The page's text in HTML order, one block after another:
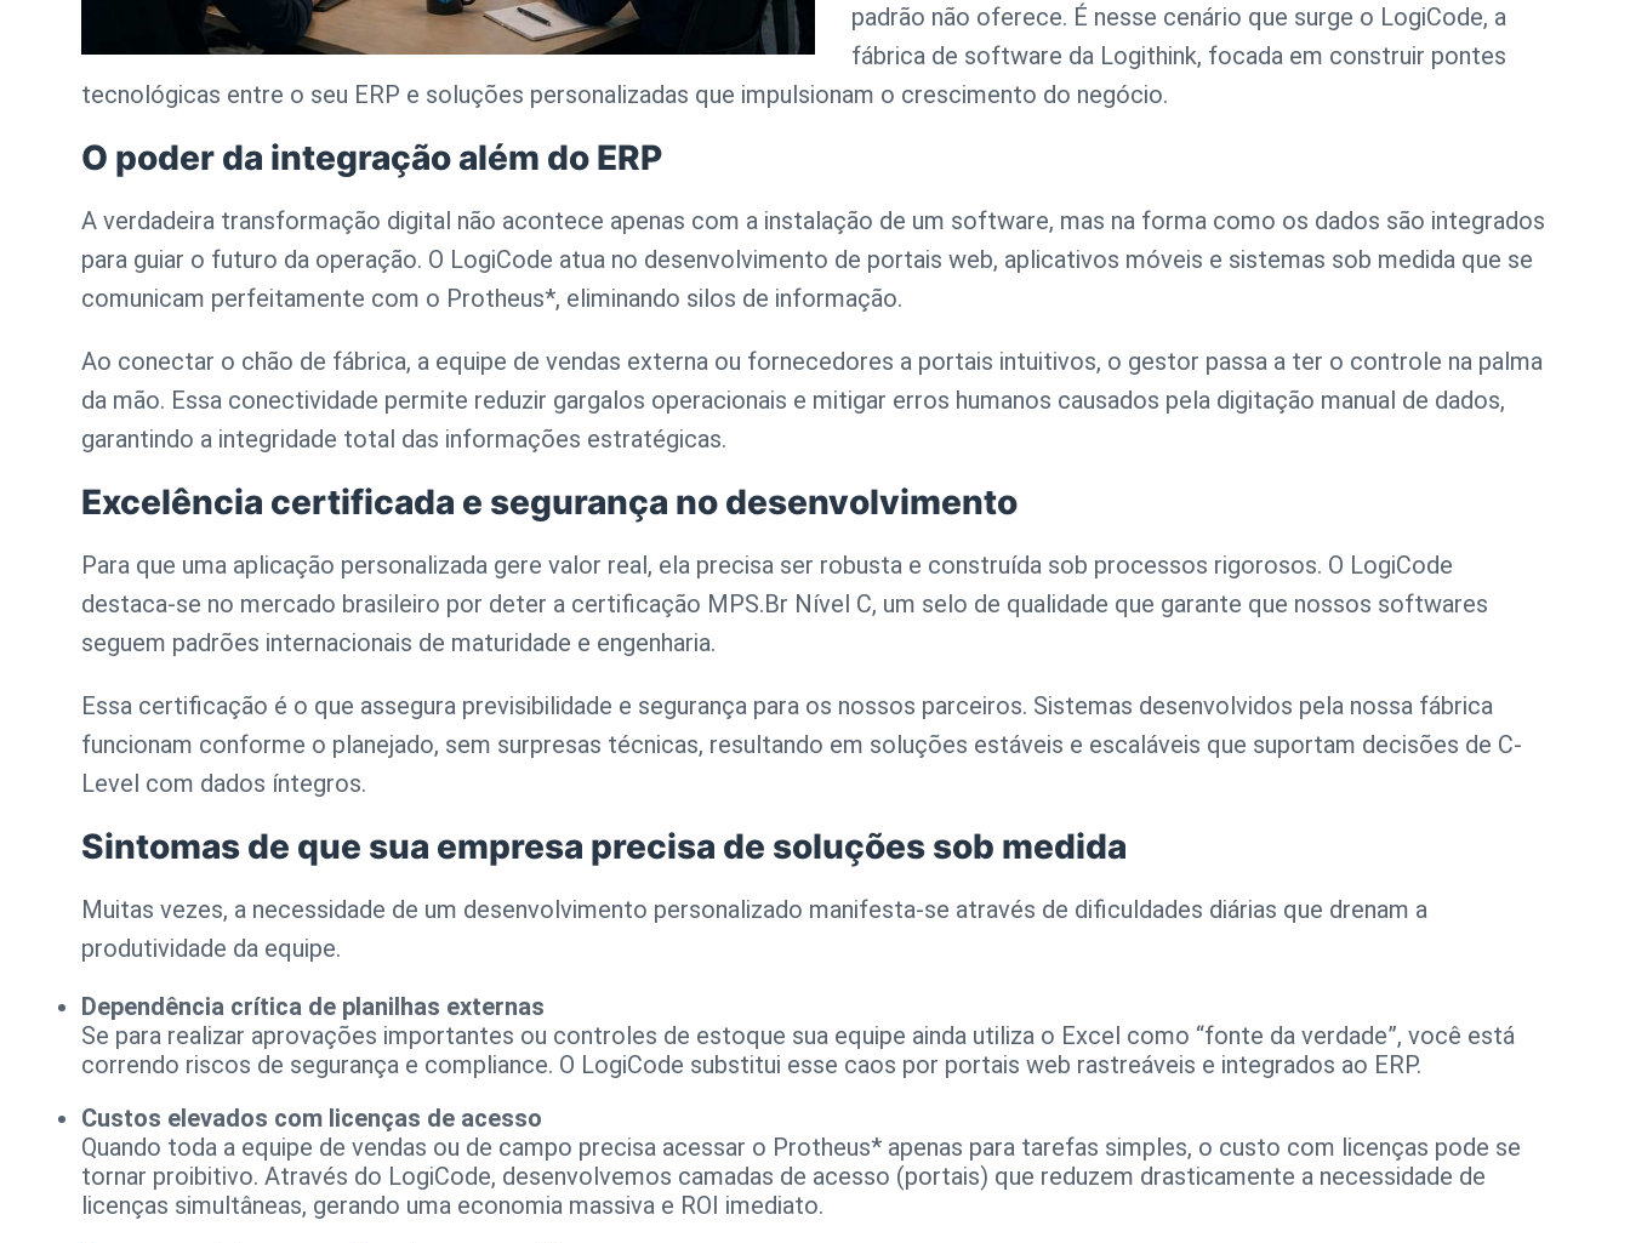
padrão não oferece. É nesse cenário que surge o LogiCode, a
fábrica de software da Logithink, focada em construir pontes
tecnológicas entre o seu ERP e soluções personalizadas que impulsionam o crescimento do negócio.
O poder da integração além do ERP
A verdadeira transformação digital não acontece apenas com a instalação de um software, mas na forma como os dados são integrados
para guiar o futuro da operação. O LogiCode atua no desenvolvimento de portais web, aplicativos móveis e sistemas sob medida que se
comunicam perfeitamente com o Protheus*, eliminando silos de informação.
Ao conectar o chão de fábrica, a equipe de vendas externa ou fornecedores a portais intuitivos, o gestor passa a ter o controle na palma
da mão. Essa conectividade permite reduzir gargalos operacionais e mitigar erros humanos causados pela digitação manual de dados,
garantindo a integridade total das informações estratégicas.
Excelência certificada e segurança no desenvolvimento
Para que uma aplicação personalizada gere valor real, ela precisa ser robusta e construída sob processos rigorosos. O LogiCode
destaca-se no mercado brasileiro por deter a certificação MPS.Br Nível C, um selo de qualidade que garante que nossos softwares
seguem padrões internacionais de maturidade e engenharia.
Essa certificação é o que assegura previsibilidade e segurança para os nossos parceiros. Sistemas desenvolvidos pela nossa fábrica
funcionam conforme o planejado, sem surpresas técnicas, resultando em soluções estáveis e escaláveis que suportam decisões de C-
Level com dados íntegros.
Sintomas de que sua empresa precisa de soluções sob medida
Muitas vezes, a necessidade de um desenvolvimento personalizado manifesta-se através de dificuldades diárias que drenam a
produtividade da equipe.
Dependência crítica de planilhas externas
Se para realizar aprovações importantes ou controles de estoque sua equipe ainda utiliza o Excel como “fonte da verdade”, você está
correndo riscos de segurança e compliance. O LogiCode substitui esse caos por portais web rastreáveis e integrados ao ERP.
Custos elevados com licenças de acesso
Quando toda a equipe de vendas ou de campo precisa acessar o Protheus* apenas para tarefas simples, o custo com licenças pode se
tornar proibitivo. Através do LogiCode, desenvolvemos camadas de acesso (portais) que reduzem drasticamente a necessidade de
licenças simultâneas, gerando uma economia massiva e ROI imediato.